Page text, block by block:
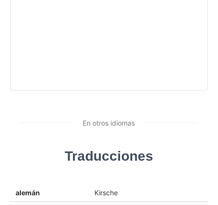
En otros idiomas
Traducciones
alemán Kirsche